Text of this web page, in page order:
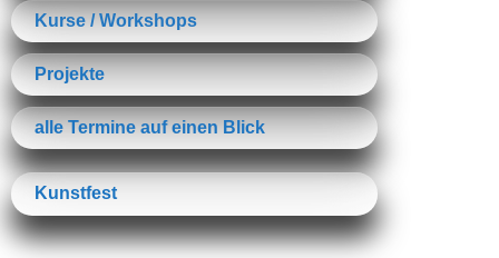
Kurse / Workshops
Projekte
alle Termine auf einen Blick
Kunstfest